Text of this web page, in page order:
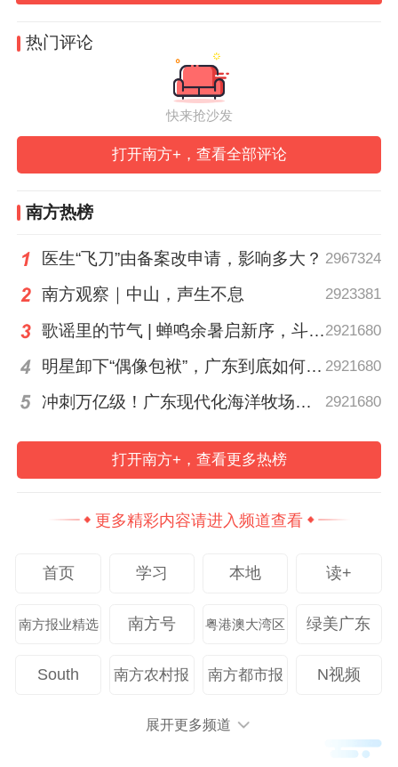
人告诉《南方》杂志记者。
《广东省推动“百县千镇万村高质量发展工
程”实现三年初见成效行动方案》提出，实施
集成式改革创新行动，要让改革成为“百县千
镇万村高质量发展工程”（以下简称“百千万
革，进一步激发县镇村发展内生动力。
回顾改革开放40多年的历史，广东发展前进
的每一步，背后都蕴藏着极大的改革勇气和
发展智慧。破题城乡区域发展不平衡，还有
怎样以改革破局开路，释放县镇村发展新活
力？
发展出题目，改革做文章。“广东深入推进县
机制、推进新型城镇化体制机制、推进乡村
机制等重点领域改革，充分激活要素、激活
热门评论
快来抢沙发
打开南方+，查看全部评论
南方热榜
医生“飞刀”由备案改申请，影响多大？ 2967324
南方观察｜中山，声生不息 2923381
歌谣里的节气 | 蝉鸣余暑启新序，斗指西南迎立秋2921680
明星卸下“偶像包袱”，广东到底如何让人变松弛？ | 好看·南方号 2921680
冲刺万亿级！广东现代化海洋牧场建设提速 2921680
打开南方+，查看更多热榜
更多精彩内容请进入频道查看
首页 学习 本地 读+
南方报业精选 南方号 粤港澳大湾区 绿美广东
South 南方农村报 南方都市报 N视频
展开更多频道